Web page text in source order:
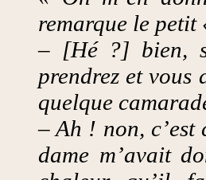
remarque le petit
– [Hé ?] bien,
prendrez et vous
quelque
– Ah ! non,
dame m’avait